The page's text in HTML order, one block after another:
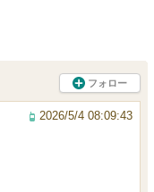
フォロー
2026/5/4 08:09:43